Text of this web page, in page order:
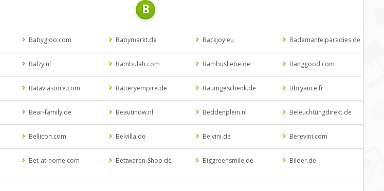
B
Babygloo.com Babymarkt.de Backjoy.eu Bademantelparadies.de
Balzy.nl Bambulah.com Bambusliebe.de Banggood.com
Bataviastore.com Batteryempire.de Baumgeschenk.de Bbryance.fr
Bear-family.de Beautinow.nl Beddenplein.nl Beleuchtungdirekt.de
Bellicon.com Belvilla.de Belvini.de Berevini.com
Bet-at-home.com Bettwaren-Shop.de Biggreensmile.de Bilder.de